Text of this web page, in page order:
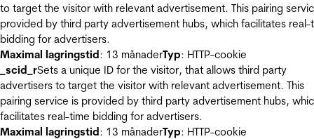
to target the visitor with relevant advertisement. This pairing
provided by third party advertisement hubs, which facilitates real-
bidding for advertisers.
Maximal lagringstid: 13 månaderTyp: HTTP-cookie
_scid_rSets a unique ID for the visitor, that allows third party
advertisers to target the visitor with relevant advertisement. This
pairing service is provided by third party advertisement hubs,
facilitates real-time bidding for advertisers.
Maximal lagringstid: 13 månaderTyp: HTTP-cookie